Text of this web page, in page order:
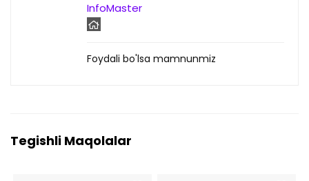
InfoMaster
Foydali bo'lsa mamnunmiz
Tegishli Maqolalar